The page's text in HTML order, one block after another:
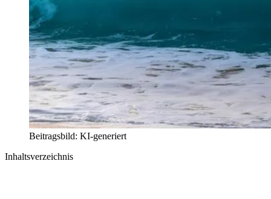
Beitragsbild: KI-generiert
Inhaltsverzeichnis